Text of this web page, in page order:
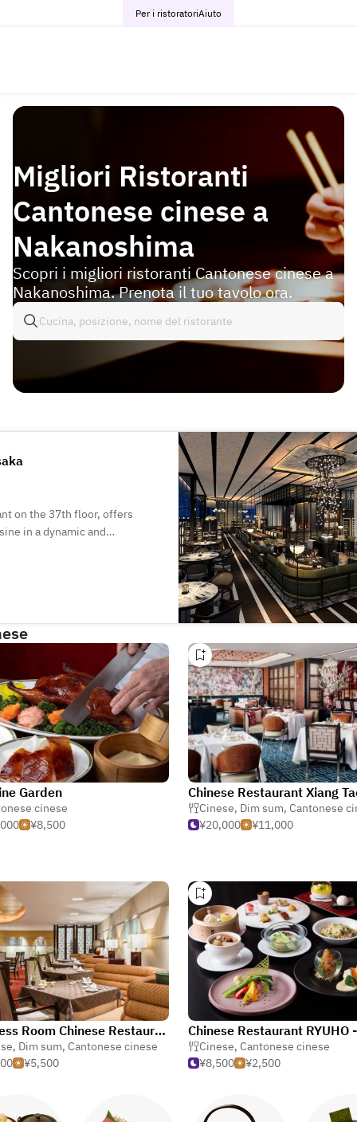
Per i ristoratoriAiuto
Migliori Ristoranti
Cantonese cinese a
Nakanoshima
Scopri i migliori ristoranti Cantonese cinese a
Nakanoshima. Prenota il tuo tavolo ora.
on the 37th floor, offers
in a dynamic and
Garden
cinese
¥8,500
Cinese, Dim sum, Cantonese
¥20,000
¥11,000
Empress Room Chinese Restaurant / Swissotel Nankai Osaka
, Dim sum, Cantonese cinese
¥5,500
Cinese, Cantonese cinese
¥8,500
¥2,500